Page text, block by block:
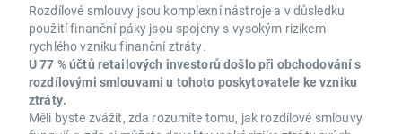
Rozdílové smlouvy jsou komplexní nástroje a v důsledku
použití finanční páky jsou spojeny s vysokým rizikem
rychlého vzniku finanční ztráty.
U 77 % účtů retailových investorů došlo při obchodování s
rozdílovými smlouvami u tohoto poskytovatele ke vzniku
ztráty.
Měli byste zvážit, zda rozumíte tomu, jak rozdílové smlouvy